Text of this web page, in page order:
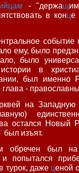
- "держащ
в конце
событие
ему, было
было
в
был
глава -
на Западную
остался
был изъят.
был на
попытался
турок, даже ценой